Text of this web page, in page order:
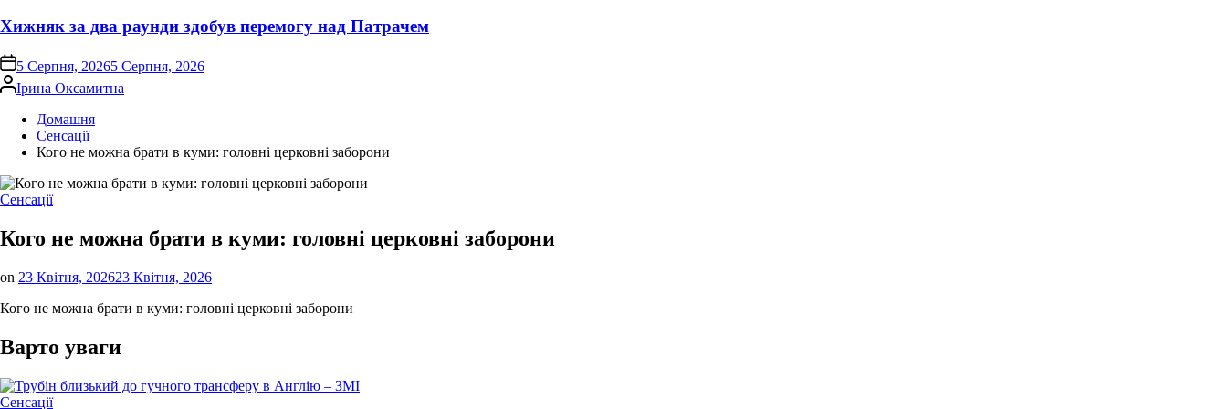
Хижняк за два раунди здобув перемогу над Патрачем
on 5 Серпня, 20265 Серпня, 2026
Опубліковано
Ірина Оксамитна
Домашня
Сенсації
Кого не можна брати в куми: головні церковні заборони
Опублікувати
Сенсації
Кого не можна брати в куми: головні церковні заборони
on 23 Квітня, 202623 Квітня, 2026
Кого не можна брати в куми: головні церковні заборони
Варто уваги
Опублікувати
Сенсації